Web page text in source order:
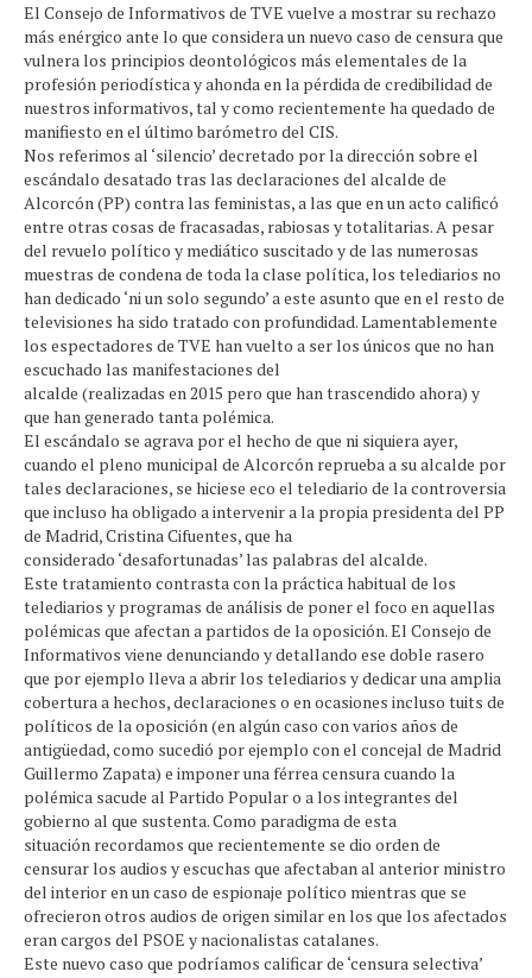
El Consejo de Informativos de TVE vuelve a mostrar su rechazo
más enérgico ante lo que considera un nuevo caso de censura que
vulnera los principios deontológicos más elementales de la
profesión periodística y ahonda en la pérdida de credibilidad de
nuestros informativos, tal y como recientemente ha quedado de
manifiesto en el último barómetro del CIS.
Nos referimos al ‘silencio’ decretado por la dirección sobre el
escándalo desatado tras las declaraciones del alcalde de
Alcorcón (PP) contra las feministas, a las que en un acto calificó
entre otras cosas de fracasadas, rabiosas y totalitarias. A pesar
del revuelo político y mediático suscitado y de las numerosas
muestras de condena de toda la clase política, los telediarios no
han dedicado ‘ni un solo segundo’ a este asunto que en el resto de
televisiones ha sido tratado con profundidad. Lamentablemente
los espectadores de TVE han vuelto a ser los únicos que no han
escuchado las manifestaciones del
alcalde (realizadas en 2015 pero que han trascendido ahora) y
que han generado tanta polémica.
El escándalo se agrava por el hecho de que ni siquiera ayer,
cuando el pleno municipal de Alcorcón reprueba a su alcalde por
tales declaraciones, se hiciese eco el telediario de la controversia
que incluso ha obligado a intervenir a la propia presidenta del PP
de Madrid, Cristina Cifuentes, que ha
considerado ‘desafortunadas’ las palabras del alcalde.
Este tratamiento contrasta con la práctica habitual de los
telediarios y programas de análisis de poner el foco en aquellas
polémicas que afectan a partidos de la oposición. El Consejo de
Informativos viene denunciando y detallando ese doble rasero
que por ejemplo lleva a abrir los telediarios y dedicar una amplia
cobertura a hechos, declaraciones o en ocasiones incluso tuits de
políticos de la oposición (en algún caso con varios años de
antigüedad, como sucedió por ejemplo con el concejal de Madrid
Guillermo Zapata) e imponer una férrea censura cuando la
polémica sacude al Partido Popular o a los integrantes del
gobierno al que sustenta. Como paradigma de esta
situación recordamos que recientemente se dio orden de
censurar los audios y escuchas que afectaban al anterior ministro
del interior en un caso de espionaje político mientras que se
ofrecieron otros audios de origen similar en los que los afectados
eran cargos del PSOE y nacionalistas catalanes.
Este nuevo caso que podríamos calificar de ‘censura selectiva’